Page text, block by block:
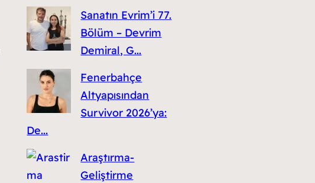
Sanatın Evrim’i 77.
Bölüm – Devrim
Demiral, G...
Fenerbahçe
Altyapısından
Survivor 2026’ya:
De...
Araştırma-
Geliştirme